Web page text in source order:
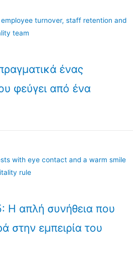
ένας
φεύγει από ένα
Η απλή συνήθεια που
στην εμπειρία του